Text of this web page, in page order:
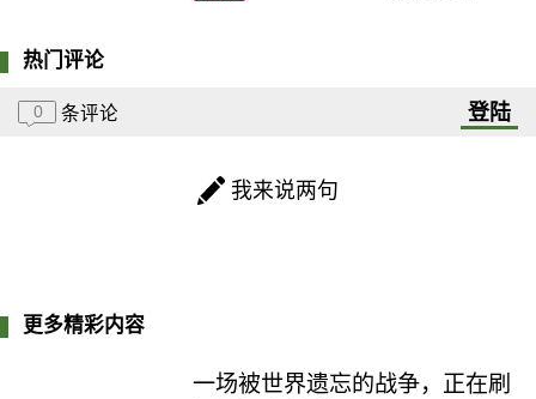
热门评论
0 条评论 登陆
我来说两句
更多精彩内容
一场被世界遗忘的战争，正在刷